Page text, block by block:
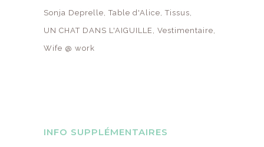
Sonja Deprelle Table d'Alice Tissus
UN CHAT DANS L'AIGUILLE Vestimentaire
Wife @ work
INFO SUPPLÉMENTAIRES